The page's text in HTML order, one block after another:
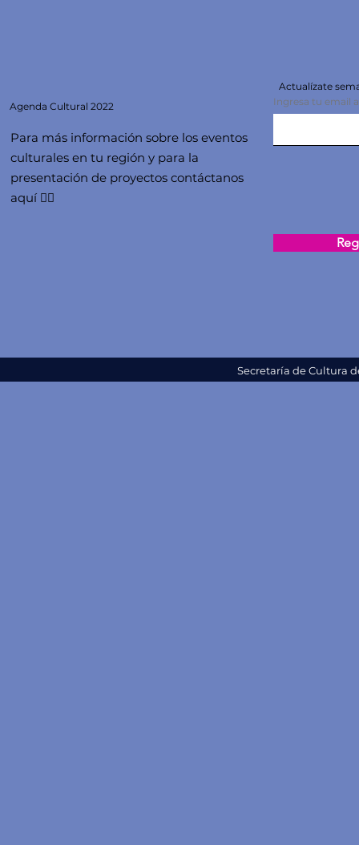
Agenda Cultural 2022
Para más información sobre los eventos
culturales en tu región y para la
presentación de proyectos contáctanos
aquí 👇🏻
Actualízate
Ingresa tu email
Secretaría de Cultura